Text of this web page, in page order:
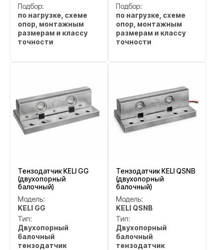
Подбор:
по нагрузке, схеме
опор, монтажным
размерам и классу
точности
Подбор:
по нагрузке, схеме
опор, монтажным
размерам и классу
точности
Тензодатчик KELI GG
(двухопорный
балочный)
Модель:
KELI GG
Тип:
Двухопорный
балочный
тензодатчик
Тензодатчик KELI QSNB
(двухопорный
балочный)
Модель:
KELI QSNB
Тип:
Двухопорный
балочный
тензодатчик